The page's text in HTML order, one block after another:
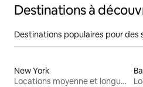
Destinations à
Destinations populaires pour des
New York
Locations moyenne et longue durée